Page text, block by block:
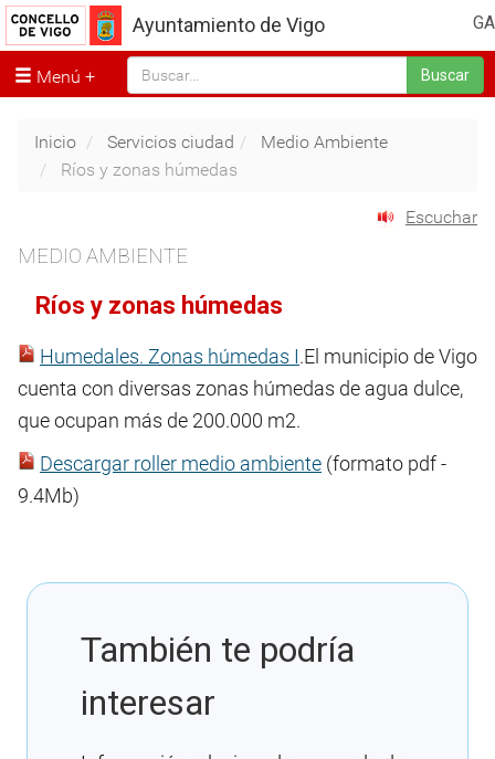
GA
Ayuntamiento de Vigo
Menú Buscar
Inicio Servicios ciudad
Medio Ambiente
Ríos y zonas húmedas
Escuchar
MEDIO AMBIENTE
Ríos y zonas húmedas
Humedales. Zonas húmedas I.El municipio de Vigo
cuenta con diversas zonas húmedas de agua dulce,
que ocupan más de 200.000 m2.
Descargar roller medio ambiente (formato pdf -
9.4Mb)
También te podría
interesar